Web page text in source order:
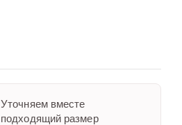
Уточняем вместе
подходящий размер